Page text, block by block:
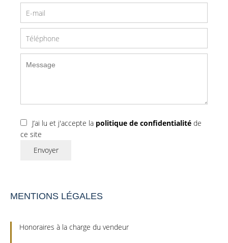
J’ai lu et j'accepte la politique de confidentialité de
ce site
Envoyer
MENTIONS LÉGALES
Honoraires à la charge du vendeur